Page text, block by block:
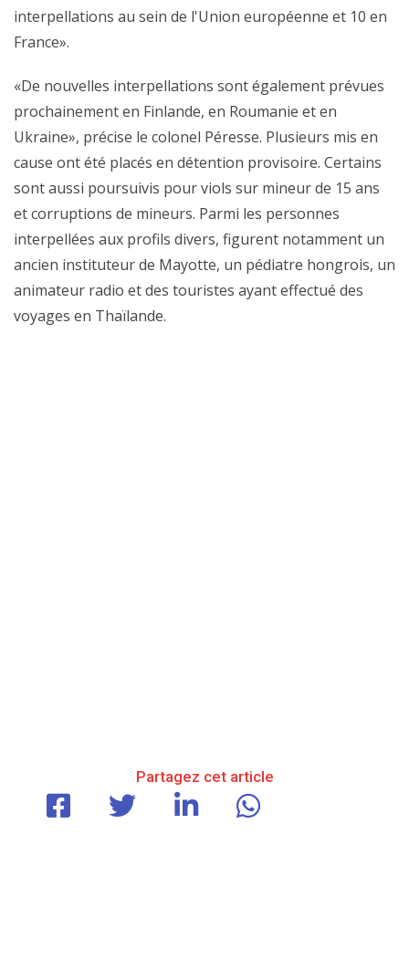
interpellations au sein de l'Union européenne et 10 en
France».
«De nouvelles interpellations sont également prévues
prochainement en Finlande, en Roumanie et en
Ukraine», précise le colonel Péresse. Plusieurs mis en
cause ont été placés en détention provisoire. Certains
sont aussi poursuivis pour viols sur mineur de 15 ans
et corruptions de mineurs. Parmi les personnes
interpellées aux profils divers, figurent notamment un
ancien instituteur de Mayotte, un pédiatre hongrois, un
animateur radio et des touristes ayant effectué des
voyages en Thaïlande.
Partagez cet article